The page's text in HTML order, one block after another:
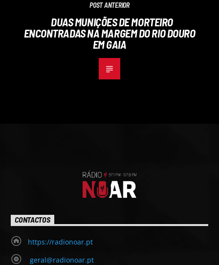
POST ANTERIOR
DUAS MUNIÇÕES DE MORTEIRO
ENCONTRADAS NA MARGEM DO RIO DOURO
EM GAIA
CONTACTOS
https://radionoar.pt
geral@radionoar.pt